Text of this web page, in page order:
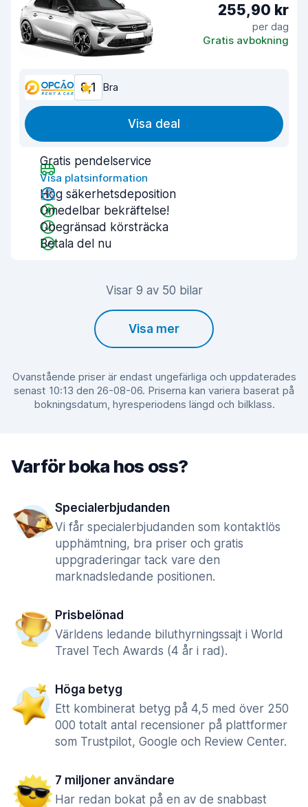
255,90 kr
per dag
Gratis avbokning
8,1 Bra
Visa deal
Gratis pendelservice
Visa platsinformation
Hög säkerhetsdeposition
Omedelbar bekräftelse!
Obegränsad körsträcka
Betala del nu
Visar 9 av 50 bilar
Visa mer
Ovanstående priser är endast ungefärliga och uppdaterades
senast 10:13 den 26-08-06. Priserna kan variera baserat på
bokningsdatum, hyresperiodens längd och bilklass.
Varför boka hos oss?
Specialerbjudanden
Vi får specialerbjudanden som kontaktlös
upphämtning, bra priser och gratis
uppgraderingar tack vare den
marknadsledande positionen.
Prisbelönad
Världens ledande biluthyrningssajt i World
Travel Tech Awards (4 år i rad).
Höga betyg
Ett kombinerat betyg på 4,5 med över 250
000 totalt antal recensioner på plattformer
som Trustpilot, Google och Review Center.
7 miljoner användare
Har redan bokat på en av de snabbast